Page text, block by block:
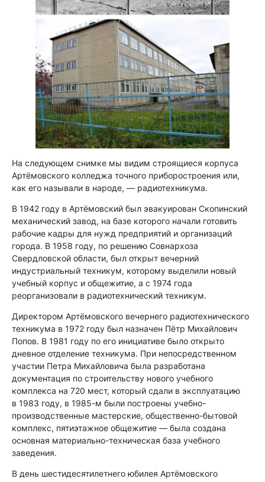
На следующем снимке мы видим строящиеся корпуса
Артёмовского колледжа точного приборостроения или,
как его называли в народе, — радиотехникума.
В 1942 году в Артёмовский был эвакуирован Скопинский
механический завод, на базе которого начали готовить
рабочие кадры для нужд предприятий и организаций
города. В 1958 году, по решению Совнархоза
Свердловской области, был открыт вечерний
индустриальный техникум, которому выделили новый
учебный корпус и общежитие, а с 1974 года
реорганизовали в радиотехнический техникум.
Директором Артёмовского вечернего радиотехнического
техникума в 1972 году был назначен Пётр Михайлович
Попов. В 1981 году по его инициативе было открыто
дневное отделение техникума. При непосредственном
участии Петра Михайловича была разработана
документация по строительству нового учебного
комплекса на 720 мест, который сдали в эксплуатацию
в 1983 году, в 1985-м были построены учебно-
производственные мастерские, общественно-бытовой
комплекс, пятиэтажное общежитие — была создана
основная материально-техническая база учебного
заведения.
В день шестидесятилетнего юбилея Артёмовского